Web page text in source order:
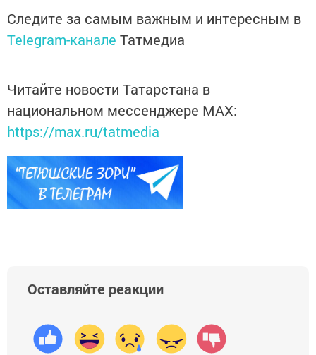
Следите за самым важным и интересным в
Telegram-канале Татмедиа
Читайте новости Татарстана в
национальном мессенджере MАХ:
https://max.ru/tatmedia
Оставляйте реакции